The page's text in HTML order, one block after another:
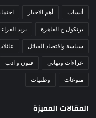
أنساب أهم الاخبار
برتكول ج القاهرة بريد القراء
سياسة واقتصاد القبائل
عزاءات وتهانى فنون و ادب
منوعات وطنيات
المقالات المميزة